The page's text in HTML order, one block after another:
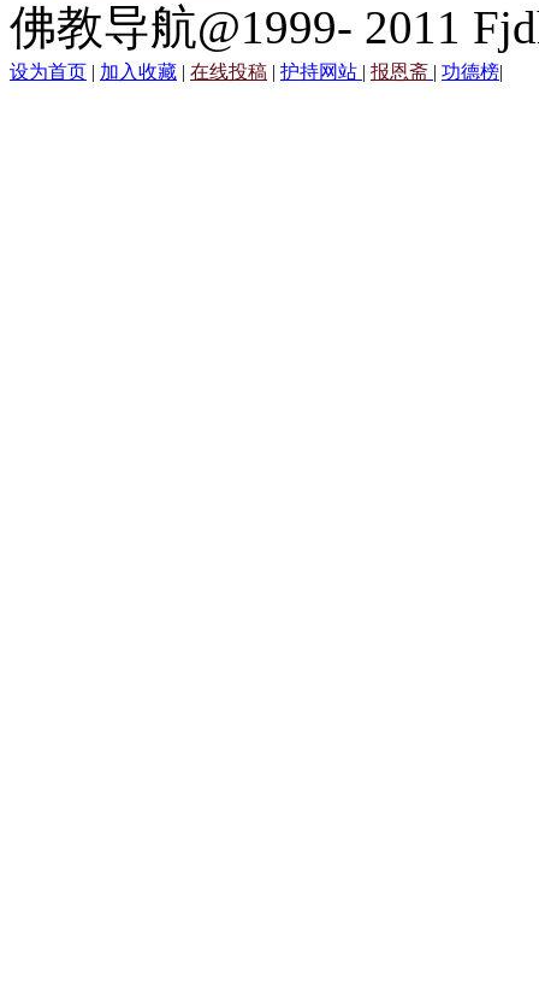
佛教导航@1999- 2011
设为首页 | 加入收藏 | 在线投稿 | 护持网站 | 报恩斋 | 功德榜|